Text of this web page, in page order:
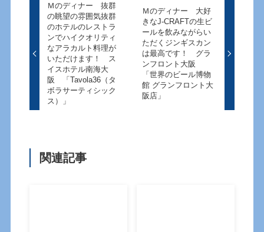
Ｍのディナー 抜群
の眺望の雰囲気抜群
のホテルのレストラ
ンでハイクオリティ
なアラカルト料理が
いただけます！ ス
イスホテル南海大
阪 「Tavola36（タ
ボラサーティシック
ス）」
Ｍのディナー 大好
きなJ-CRAFTの生ビ
ールを飲みながらい
ただくジンギスカン
は最高です！ グラ
ンフロント大阪
「世界のビール博物
館 グランフロント大
阪店」
関連記事